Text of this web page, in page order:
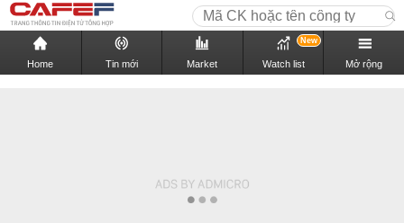
Home Tin mới Market Watch list
New
Mở rộng